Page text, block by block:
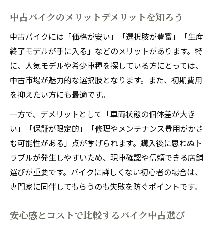
中古バイクのメリットデメリットを知ろう
中古バイクには「価格が安い」「選択肢が豊富」「生産
終了モデルが手に入る」などのメリットがあります。特
に、人気モデルや希少車種を探している方にとっては、
中古市場が魅力的な選択肢となります。また、初期費用
を抑えたい方にも最適です。
一方で、デメリットとして「車両状態の個体差が大き
い」「保証が限定的」「修理やメンテナンス費用がかさ
む可能性がある」点が挙げられます。購入後に思わぬト
ラブルが発生しやすいため、現車確認や信頼できる店舗
選びが重要です。バイクに詳しくない初心者の場合は、
専門家に同伴してもらうのも失敗を防ぐポイントです。
安心感とコストで比較するバイク中古選び